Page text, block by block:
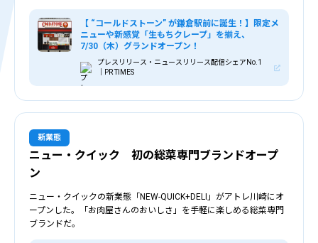
【 “コールドストーン” が鎌倉駅前に誕生！】限定メ
ニューや新感覚「生もちクレープ」を揃え、
7/30（木）グランドオープン！
プレスリリース・ニュースリリース配信シェアNo.1
｜PR TIMES
ニュー・クイック 初の総菜専門ブランドオープ
ン
新業態
ニュー・クイックの新業態「NEW-QUICK+DELI」がアトレ川崎にオ
ープンした。「お肉屋さんのおいしさ」を手軽に楽しめる総菜専門
ブランドだ。